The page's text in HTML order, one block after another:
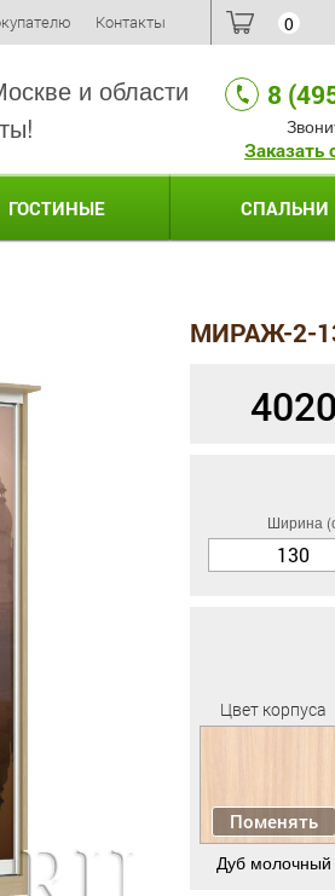
Контакты 0
и области
8
Заказать
ГОСТИНЫЕ СПАЛЬНИ
МИРАЖ-2-
Ширина
130
Цвет корпуса
Поменять
Дуб молочный